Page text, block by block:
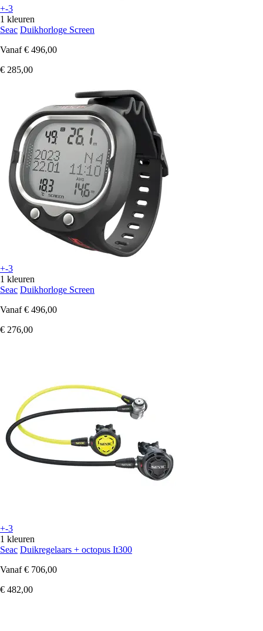
+-3
1 kleuren
Seac Duikhorloge Screen
Vanaf € 496,00
€ 285,00
+-3
1 kleuren
Seac Duikhorloge Screen
Vanaf € 496,00
€ 276,00
+-3
1 kleuren
Seac Duikregelaars + octopus It300
Vanaf € 706,00
€ 482,00